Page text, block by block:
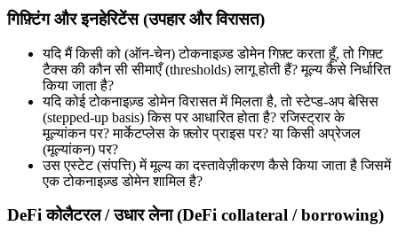
गिफ़्टिंग और इनहेरिटेंस (उपहार और विरासत)
यदि मैं किसी को (ऑन-चेन) टोकनाइज़्ड डोमेन गिफ़्ट करता हूँ, तो गिफ़्ट
टैक्स की कौन सी सीमाएँ (thresholds) लागू होती हैं? मूल्य कैसे निर्धारित
किया जाता है?
यदि कोई टोकनाइज़्ड डोमेन विरासत में मिलता है, तो स्टेप्ड-अप बेसिस
(stepped-up basis) किस पर आधारित होता है? रजिस्ट्रार के
मूल्यांकन पर? मार्केटप्लेस के फ़्लोर प्राइस पर? या किसी अप्रेजल
(मूल्यांकन) पर?
उस एस्टेट (संपत्ति) में मूल्य का दस्तावेज़ीकरण कैसे किया जाता है जिसमें
एक टोकनाइज़्ड डोमेन शामिल है?
DeFi कोलैटरल / उधार लेना (DeFi collateral / borrowing)